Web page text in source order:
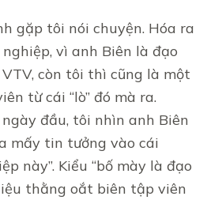
gặp tôi nói chuyện. Hóa ra
vì anh Biên là đạo
còn tôi thì cũng là một
từ cái “lò” đó mà ra.
đầu, tôi nhìn anh Biên
mấy tin tưởng vào cái
này”. Kiểu “bố mày là đạo
thằng oắt biên tập viên